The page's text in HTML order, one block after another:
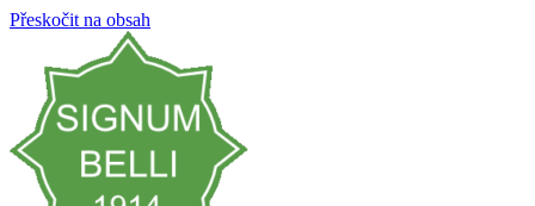
Přeskočit na obsah